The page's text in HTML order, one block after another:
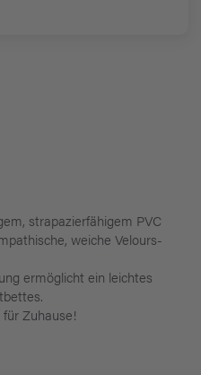
strapazierfähigem PVC
weiche Velours-
ermöglicht ein leichtes
Zuhause!